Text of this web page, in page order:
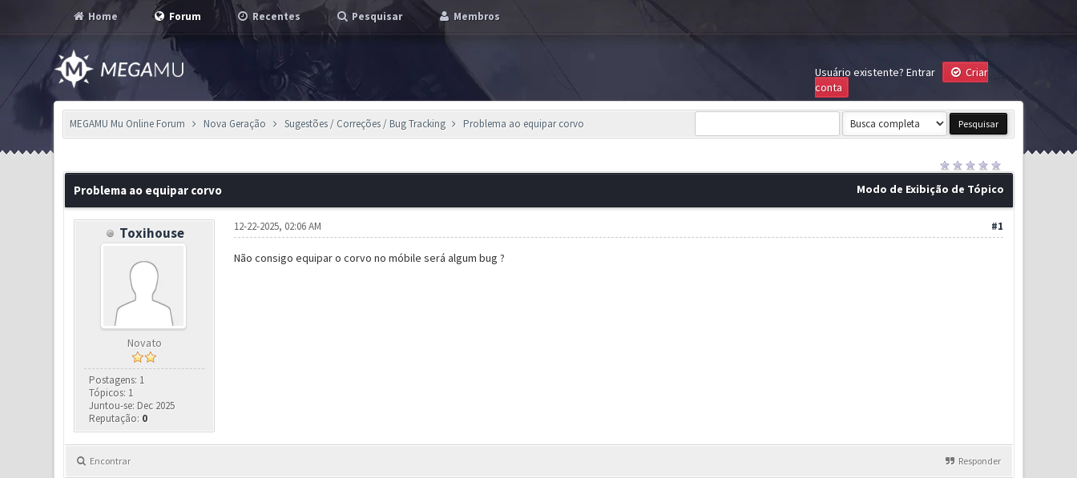
Home Forum Recentes Pesquisar Membros
Usuário existente? Entrar
Criar
conta
MEGAMU Mu Online Forum Nova Geração Sugestões / Correções / Bug Tracking Problema ao equipar corvo
Modo de Exibição de Tópico
Problema ao equipar corvo
Toxihouse
Novato
Postagens: 1
Tópicos: 1
Juntou-se: Dec 2025
Reputação: 0
#1
12-22-2025, 02:06 AM
Não consigo equipar o corvo no móbile será algum bug ?
Encontrar Responder